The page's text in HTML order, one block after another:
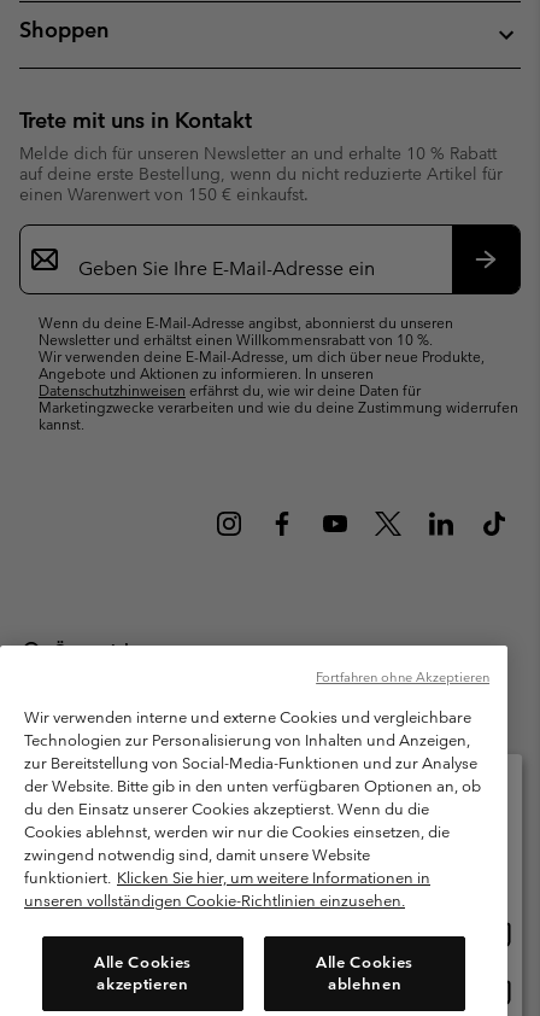
Shoppen
Trete mit uns in Kontakt
Melde dich für unseren Newsletter an und erhalte 10 % Rabatt
auf deine erste Bestellung, wenn du nicht reduzierte Artikel für
einen Warenwert von 150 € einkaufst.
Newsletter-
Anmeldung
Wenn du deine E-Mail-Adresse angibst, abonnierst du unseren
Newsletter und erhältst einen Willkommensrabatt von 10 %.
Wir verwenden deine E-Mail-Adresse, um dich über neue Produkte,
Angebote und Aktionen zu informieren. In unseren
Datenschutzhinweisen erfährst du, wie wir deine Daten für
Marketingzwecke verarbeiten und wie du deine Zustimmung widerrufen
kannst.
Österreich
Columbia Sportswear Austria GmbH. Moosfeldstraße 1, 5101
Bergheim, Salzburg Österreich. Alle Rechte vorbehalten.
Nutzungsbedingungen
Allgemeine Verkaufsbedingungen
Garantie
Datenschutzerklärung
Bestimmungen und Bedingungen des Mitglieder Programms
Nutzungsbedingungen Für Nutzergenerierte Inhalte
Cookies
Kundenservice: Mo- Fr. 9:00 - 13:00 & 14:00- 18:00 Uhr
(+)43720880525
Wir verwenden interne und externe Cookies und vergleichbare
Technologien zur Personalisierung von Inhalten und Anzeigen,
zur Bereitstellung von Social-Media-Funktionen und zur Analyse
der Website. Bitte gib in den unten verfügbaren Optionen an, ob
du den Einsatz unserer Cookies akzeptierst. Wenn du die
Cookies ablehnst, werden wir nur die Cookies einsetzen, die
zwingend notwendig sind, damit unsere Website
funktioniert. Klicken Sie hier, um weitere Informationen in
unseren vollständigen Cookie-Richtlinien einzusehen.
Alle Cookies
akzeptieren
Alle Cookies
ablehnen
Fortfahren ohne Akzeptieren
Bitte wählen Sie Ihr Lieferland und Ihre Sprache
Online-Einkauf verfügbar
Österreich